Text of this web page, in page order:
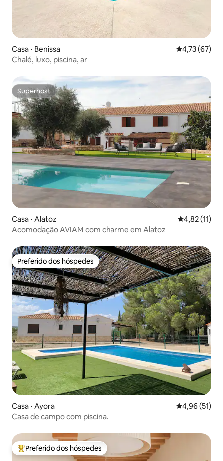
Casa ⋅ Benissa 4,73 de uma
4,73 (67)
Chalé, luxo, piscina, ar
Superhost
Superhost
Casa ⋅ Alatoz 4,82 de uma
4,82 (11)
Acomodação AVIAM com charme em Alatoz
Preferido dos hóspedes
Preferido dos hóspedes
Casa ⋅ Ayora 4,96 de uma
4,96 (51)
Casa de campo com piscina.
Entre os melhores preferidos dos hóspedes
Preferido dos hóspedes